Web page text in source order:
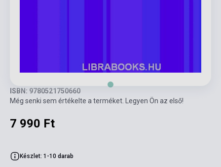
ISBN: 9780521750660
Még senki sem értékelte a terméket. Legyen Ön az első!
7 990 Ft
Készlet: 1-10 darab